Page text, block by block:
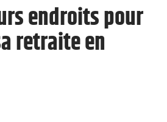
endroits pour
retraite en